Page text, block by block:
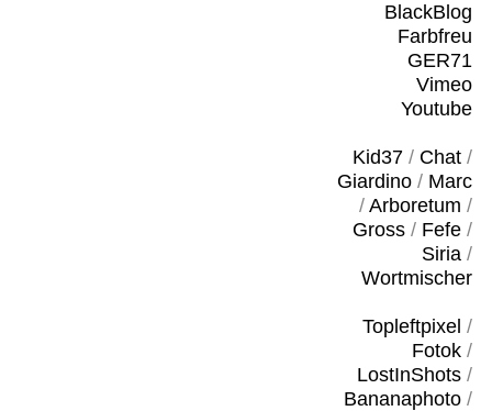
BlackBlog
Farbfreu
GER71
Vimeo
Youtube
Kid37/ Chat/
Giardino/ Marc
/ Arboretum /
Gross/ Fefe/
Siria/
Wortmischer
Topleftpixel /
Fotok/
LostInShots/
Bananaphoto/